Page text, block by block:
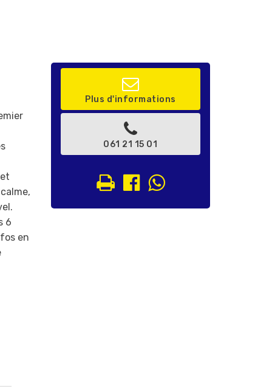
6
en
Plus d'informations
061 21 15 01